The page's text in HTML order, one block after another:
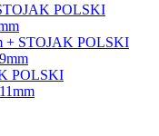
POLSKI
STOJAK POLSKI
POLSKI